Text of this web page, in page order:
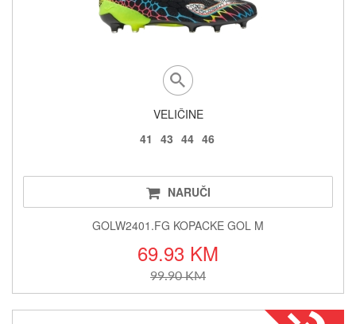
VELIČINE
41 43 44 46
NARUČI
GOLW2401.FG KOPACKE GOL M
69.93 KM
99.90 KM